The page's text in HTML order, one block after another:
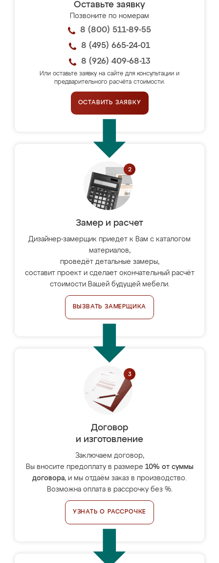
Оставьте заявку
Позвоните по номерам
8 (800) 511-89-55
8 (495) 665-24-01
8 (926) 409-68-13
Или оставьте заявку на сайте для консультации и
предварительного расчёта стоимости.
ОСТАВИТЬ ЗАЯВКУ
Замер и расчет
Дизайнер-замерщик приедет к Вам с каталогом
материалов,
проведёт детальные замеры,
составит проект и сделает окончательный расчёт
стоимости Вашей будущей мебели.
ВЫЗВАТЬ ЗАМЕРЩИКА
Договор
и изготовление
Заключаем договор,
Вы вносите предоплату в размере 10% от суммы
договора, и мы отдаём заказ в производство.
Возможна оплата в рассрочку без %.
УЗНАТЬ О РАССРОЧКЕ